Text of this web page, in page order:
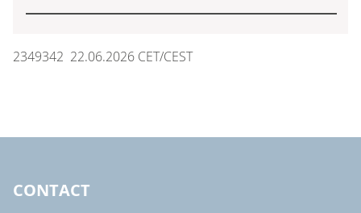
2349342 22.06.2026 CET/CEST
CONTACT